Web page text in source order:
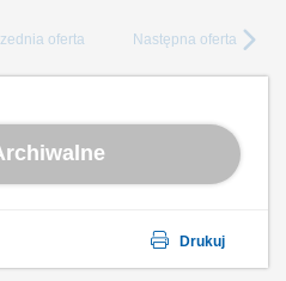
oferta Następna oferta
Drukuj